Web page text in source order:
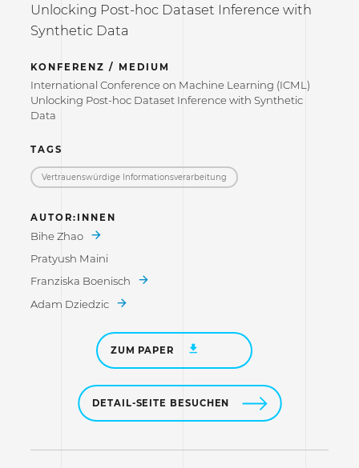
Unlocking Post-hoc Dataset Inference with
Synthetic Data
KONFERENZ / MEDIUM
International Conference on Machine Learning (ICML)
Unlocking Post-hoc Dataset Inference with Synthetic
Data
TAGS
Vertrauenswürdige Informations­verarbeitung
AUTOR:INNEN
Bihe Zhao
Pratyush Maini
Franziska Boenisch
Adam Dziedzic
ZUM PAPER
DETAIL-SEITE BESUCHEN